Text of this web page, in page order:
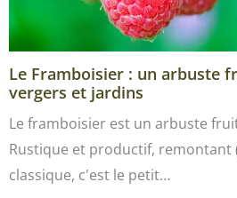
Le Framboisier : un arbuste
vergers et jardins
Le framboisier est un arbuste
Rustique et productif, remontant
classique, c'est le petit…